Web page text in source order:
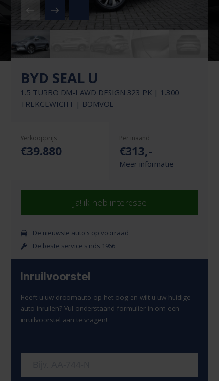
BYD SEAL U
1.5 TURBO DM-I AWD DESIGN 323 PK | 1.300
TREKGEWICHT | BOMVOL
Verkoopprijs
€39.880
Per maand
€313,-
Meer informatie
Ja! ik heb interesse
De nieuwste auto's op voorraad
De beste service sinds 1966
Inruilvoorstel
Heeft u uw droomauto op het oog en wilt u uw huidige
auto inruilen? Vul onderstaand formulier in om een
inruilvoorstel aan te vragen!